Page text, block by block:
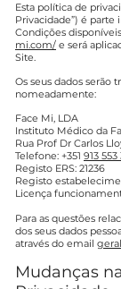
Esta política de
Privacidade”) é parte
Condições
mi.com/ e será
Site.
Os seus dados serão
nomeadamente:
Face Mi, LDA
Instituto Médico da
Rua Prof Dr Carlos
Telefone: +351 913 553
Registo ERS: 21236
Registo
Licença
Para as questões
dos seus dados
através do email
Mudanças